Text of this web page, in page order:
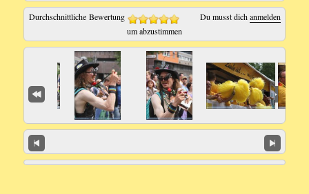
Durchschnittliche Bewertung Du musst dichanmelden
um abzustimmen